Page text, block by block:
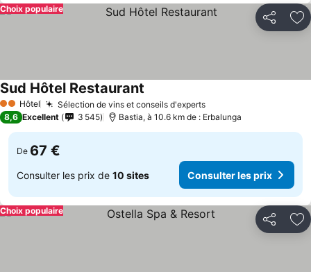
Partager
Choix populaire
2 Étoiles
Hôtel Sélection de vins et conseils d'expertsConsulter les prix
Sud Hôtel Restaurant
8,6 Excellent 3 545 Bastia, à 10.6 km de : Erbalunga
De 67 €
Consulter les prix de 10 sites Consulter les prix
Partager
Choix populaire